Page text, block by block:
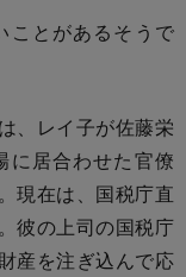
ことがあるそうで
、レイ子が佐藤栄
に居合わせた官僚
現在は、国税庁直
彼の上司の国税庁
産を注ぎ込んで応